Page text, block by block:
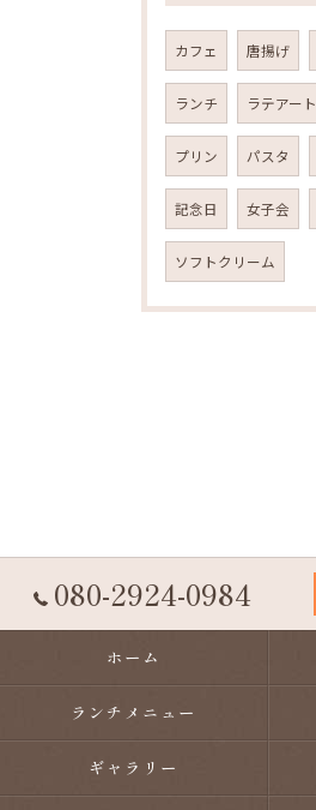
カフェ 唐揚げ
ランチ ラテアート
プリン パスタ
記念日 女子会
ソフトクリーム
080-2924-0984
ホーム
ランチメニュー
ギャラリー